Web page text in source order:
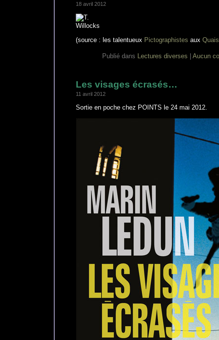
18 avril 2012
(source : les talentueux Pictographistes aux
Publié dans Lectures diverses Aucun
Les visages écrasés…
11 avril 2012
Sortie en poche chez POINTS le 24 mai 2012.